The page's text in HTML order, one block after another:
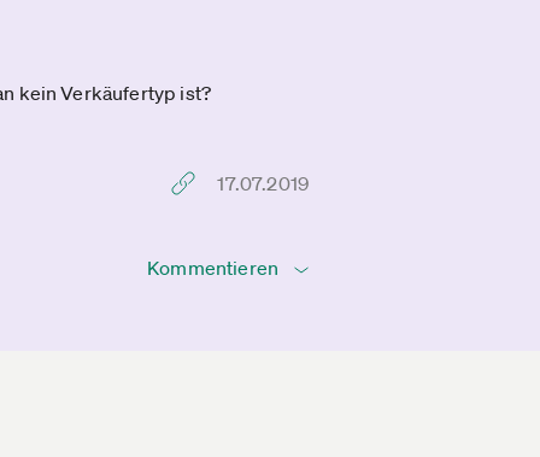
kein Verkäufertyp ist?
17.07.2019
Kommentieren